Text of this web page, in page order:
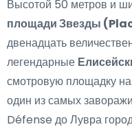
Высотой 50 метров и
площади Звезды
двенадцать
легендарные
смотровую площадку
один из самых
Défense до Лувра